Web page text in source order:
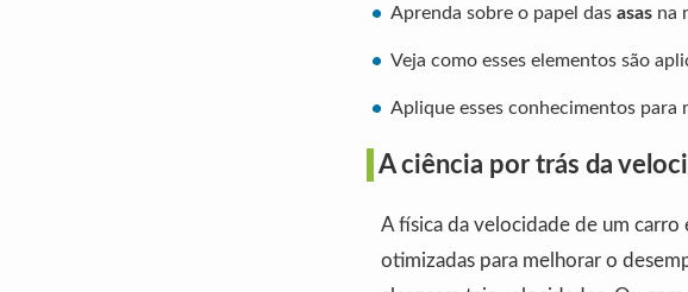
Aprenda sobre o papel das asas na
Veja como esses elementos são
Aplique esses conhecimentos para
A ciência por trás da
A física da velocidade de um carro
otimizadas para melhorar o